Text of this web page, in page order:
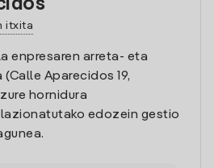
itxita
enpresaren arreta- eta
Aparecidos 19,
hornidura
edozein gestio